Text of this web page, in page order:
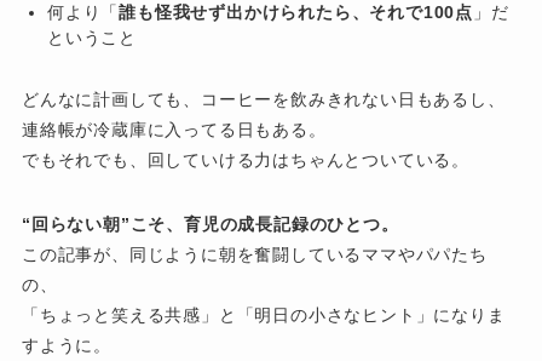
何より「誰も怪我せず出かけられたら、それで100点 」だ
ということ
どんなに計画しても、コーヒーを飲みきれない日もあるし、
連絡帳が冷蔵庫に入ってる日もある。
でもそれでも、回していける力はちゃんとついている。
“回らない朝”こそ、育児の成長記録のひとつ。
この記事が、同じように朝を奮闘しているママやパパたち
の、
「ちょっと笑える共感」と「明日の小さなヒント」になりま
すように。